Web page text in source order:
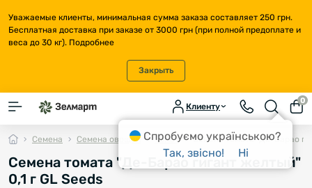
Уважаемые клиенты, минимальная сумма заказа составляет 250 грн.
Бесплатная доставка при заказе от 3000 грн (при полной предоплате и
веса до 30 кг). Подробнее
Закрыть
Клиенту
0
Семена Семена овощей Томат Семена томата "Де-Барао
Семена томата "Де-Барао гигант желтый"
0,1 г GL Seeds
Спробуємо українською?
Так, звісно!
Ні